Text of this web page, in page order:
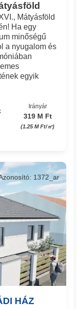
Mátyásföld
Ha egy
minőségű
a nyugalom és
egyik
Irányár
319 M Ft
(1.25 M Ft/㎡)
HÁZ
1372_ar